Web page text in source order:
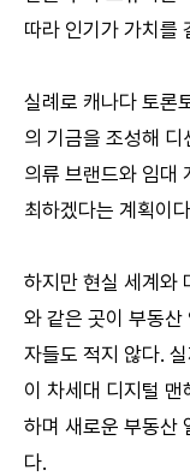
따라 인기가 가치를
실례로 캐나다 토론
의 기금을 조성해 디
의류 브랜드와 임대
최하겠다는 계획이
하지만 현실 세계와
와 같은 곳이 부동
자들도 적지 않다.
이 차세대 디지털
하며 새로운 부동산
다.